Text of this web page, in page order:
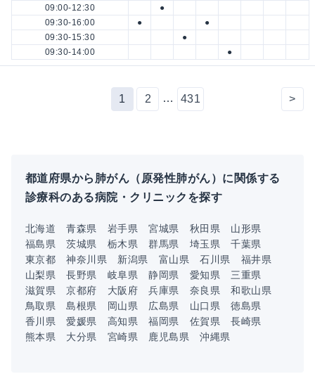
09:00-12:30
●
09:30-16:00
●
●
09:30-15:30
●
09:30-14:00
●
1 2 … 431 >
都道府県から肺がん（原発性肺がん）に関係する
診療科のある病院・クリニックを探す
北海道 青森県 岩手県 宮城県 秋田県
山形県
福島県
茨城県 栃木県 群馬県 埼玉県
千葉県
東京都
神奈川県 新潟県 富山県 石川県
福井県
山梨県
長野県 岐阜県 静岡県 愛知県
三重県
滋賀県
京都府 大阪府 兵庫県 奈良県
和歌山県
鳥取県
島根県 岡山県 広島県 山口県
徳島県
香川県
愛媛県 高知県 福岡県 佐賀県
長崎県
熊本県
大分県 宮崎県 鹿児島県 沖縄県